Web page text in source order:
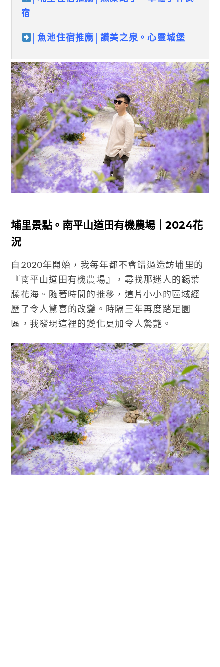
宿
│魚池住宿推廌 讚美之泉。心靈城堡
埔里景點。南平山道田有機農場｜2024花
況
自2020年開始，我每年都不會錯過造訪埔里的
『南平山道田有機農場』，尋找那迷人的錫葉
藤花海。隨著時間的推移，這片小小的區域經
歷了令人驚喜的改變。時隔三年再度踏足園
區，我發現這裡的變化更加令人驚艷。